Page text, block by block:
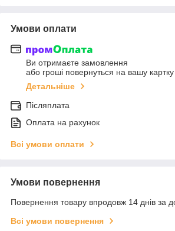
Умови оплати
Ви отримаєте замовлення
або гроші повернуться на вашу картку
Детальніше
Післяплата
Оплата на рахунок
Всі умови оплати
Умови повернення
Повернення товару впродовж 14 днів за
Всі умови повернення